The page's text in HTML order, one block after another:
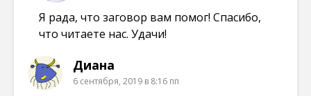
Я рада, что заговор вам помог! Спасибо,
что читаете нас. Удачи!
Диана
6 сентября, 2019 в 8:16 пп